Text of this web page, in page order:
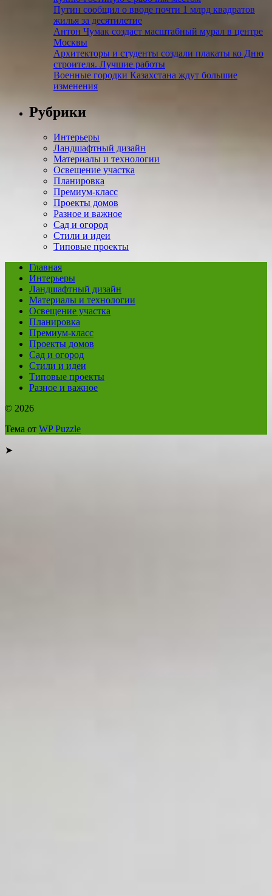
Путин сообщил о вводе почти 1 млрд квадратов
жилья за десятилетие
Антон Чумак создаст масштабный мурал в центре
Москвы
Архитекторы и студенты создали плакаты ко Дню
строителя. Лучшие работы
Военные городки Казахстана ждут большие
изменения
Рубрики
Интерьеры
Ландшафтный дизайн
Материалы и технологии
Освещение участка
Планировка
Премиум-класс
Проекты домов
Разное и важное
Сад и огород
Стили и идеи
Типовые проекты
Главная
Интерьеры
Ландшафтный дизайн
Материалы и технологии
Освещение участка
Планировка
Премиум-класс
Проекты домов
Сад и огород
Стили и идеи
Типовые проекты
Разное и важное
© 2026
Тема от WP Puzzle
➤